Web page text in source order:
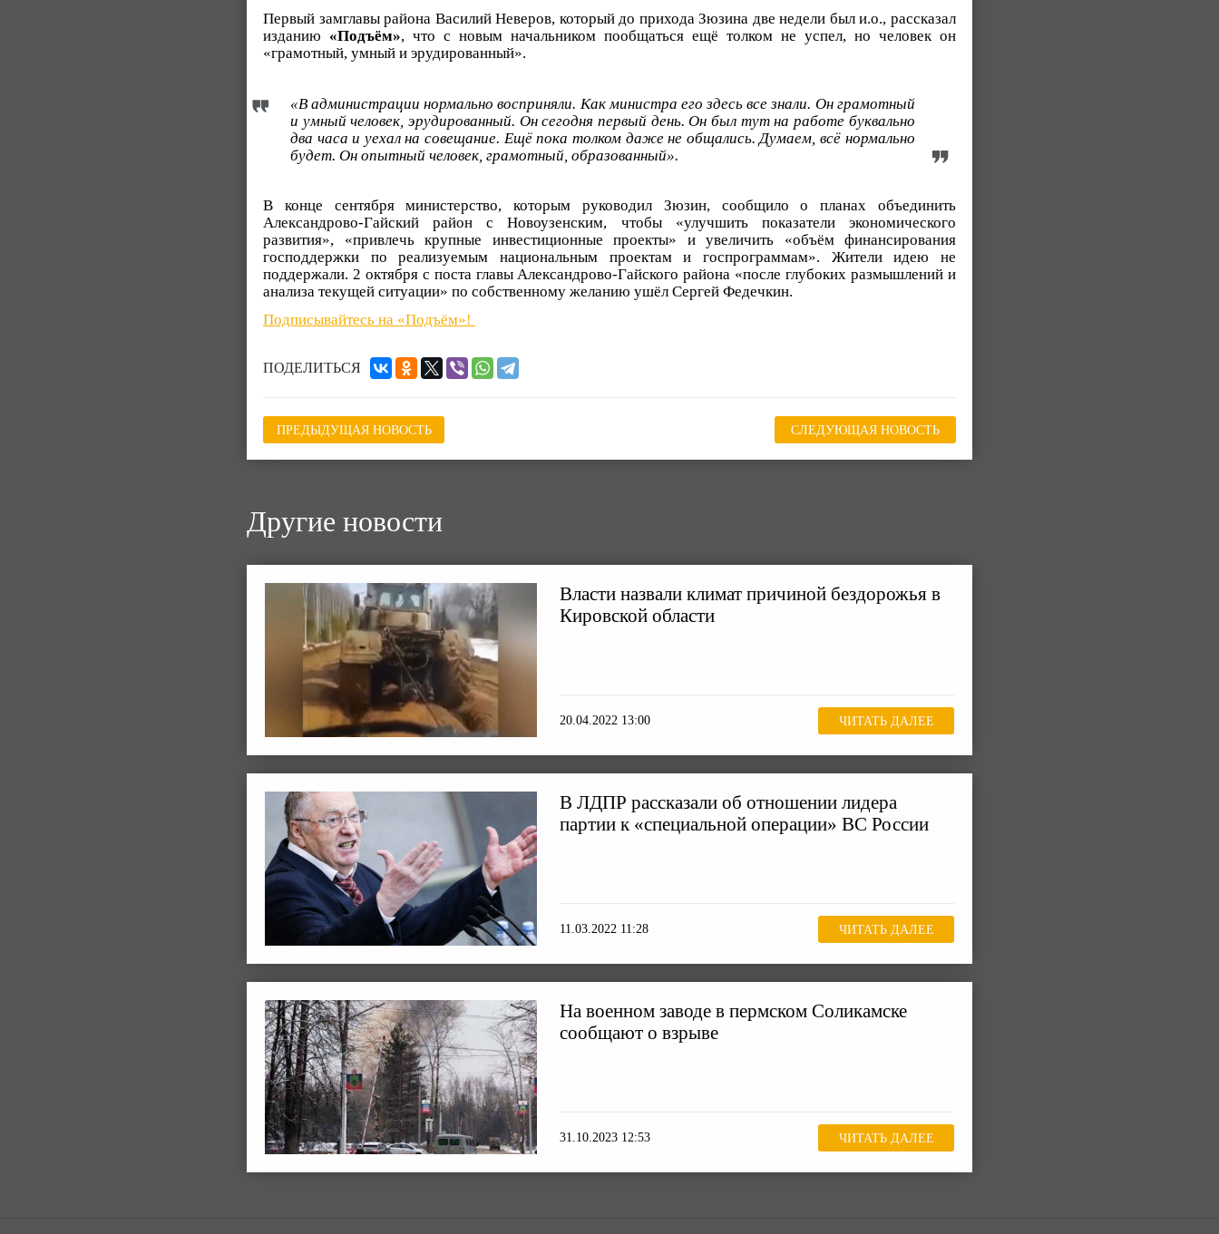
Первый замглавы района Василий Неверов, который до прихода Зюзина две недели был и.о., рассказал
изданию «Подъём», что с новым начальником пообщаться ещё толком не успел, но человек он
«грамотный, умный и эрудированный».
«В администрации нормально восприняли. Как министра его здесь все знали. Он грамотный
и умный человек, эрудированный. Он сегодня первый день. Он был тут на работе буквально
два часа и уехал на совещание. Ещё пока толком даже не общались. Думаем, всё нормально
будет. Он опытный человек, грамотный, образованный».
В конце сентября министерство, которым руководил Зюзин, сообщило о планах объединить
Александрово-Гайский район с Новоузенским, чтобы «улучшить показатели экономического
развития», «привлечь крупные инвестиционные проекты» и увеличить «объём финансирования
господдержки по реализуемым национальным проектам и госпрограммам». Жители идею не
поддержали. 2 октября с поста главы Александрово-Гайского района «после глубоких размышлений и
анализа текущей ситуации» по собственному желанию ушёл Сергей Федечкин.
Подписывайтесь на «Подъём»!
ПОДЕЛИТЬСЯ
ПРЕДЫДУЩАЯ НОВОСТЬ СЛЕДУЮЩАЯ НОВОСТЬ
Другие новости
Власти назвали климат причиной бездорожья в
Кировской области
20.04.2022 13:00 ЧИТАТЬ ДАЛЕЕ
В ЛДПР рассказали об отношении лидера
партии к «специальной операции» ВС России
11.03.2022 11:28 ЧИТАТЬ ДАЛЕЕ
На военном заводе в пермском Соликамске
сообщают о взрыве
31.10.2023 12:53 ЧИТАТЬ ДАЛЕЕ